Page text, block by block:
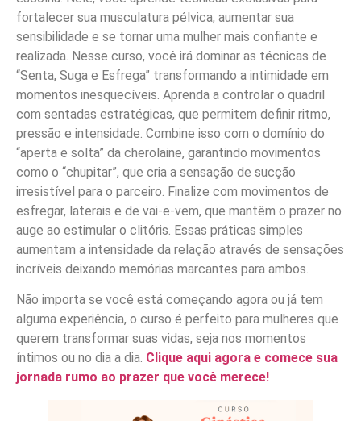
fortalecer sua musculatura pélvica, aumentar sua
sensibilidade e se tornar uma mulher mais confiante e
realizada. Nesse curso, você irá dominar as técnicas de
“Senta, Suga e Esfrega” transformando a intimidade em
momentos inesquecíveis. Aprenda a controlar o quadril
com sentadas estratégicas, que permitem definir ritmo,
pressão e intensidade. Combine isso com o domínio do
“aperta e solta” da cherolaine, garantindo movimentos
como o “chupitar”, que cria a sensação de sucção
irresistível para o parceiro. Finalize com movimentos de
esfregar, laterais e de vai-e-vem, que mantêm o prazer no
auge ao estimular o clitóris. Essas práticas simples
aumentam a intensidade da relação através de sensações
incríveis deixando memórias marcantes para ambos.
Não importa se você está começando agora ou já tem
alguma experiência, o curso é perfeito para mulheres que
querem transformar suas vidas, seja nos momentos
íntimos ou no dia a dia. Clique aqui agora e comece sua
jornada rumo ao prazer que você merece!